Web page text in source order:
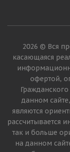
2026 © Вся
касающаяся
офертой,
данном
являются
рассчитывается
так и больше
на данном